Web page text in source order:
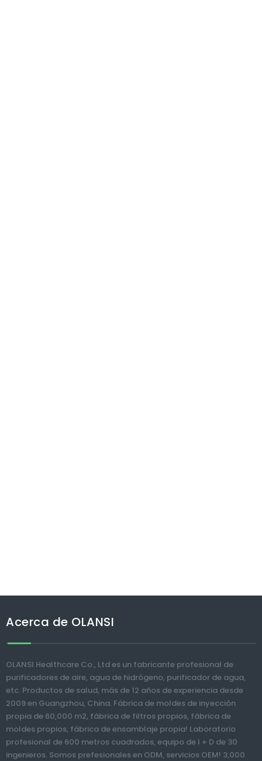
Acerca de OLANSI
OLANSI Healthcare Co., Ltd es un fabricante profesional de
purificadores de aire, agua de hidrógeno, purificador de agua,
etc. Productos de salud, más de 12 años de experiencia desde
2009 en Guangzhou, China. Fábrica de moldes de inyección
propia de 60,000 m2, fábrica de filtros propios, fábrica de
moldes propios, fábrica de ensamblaje propia! Laboratorio
profesional de 600 metros cuadrados, equipo de I + D de 30
ingenieros. Somos prefesionales en ODM, servicios OEM! 3,000